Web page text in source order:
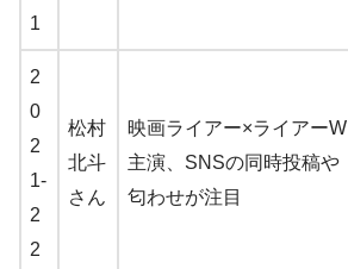
1
2
0
2
1-
2
2
松村
北斗
さん
映画ライアー×ライアーW
主演、SNSの同時投稿や
匂わせが注目